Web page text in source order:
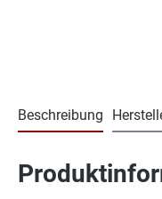
Beschreibung